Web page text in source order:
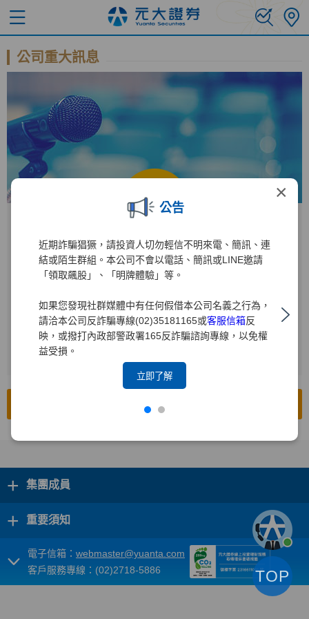
×
公告
近期詐騙猖獗，請投資人切勿輕信不明來電、簡訊、連
結或陌生群組。本公司不會以電話、簡訊或LINE邀請
「領取飆股」、「明牌體驗」等。
如果您發現社群媒體中有任何假借本公司名義之行為，
請洽本公司反詐騙專線(02)35181165或客服信箱反
映，或撥打內政部警政署165反詐騙諮詢專線，以免權
益受損。
立即了解
公司重大訊息
公開資訊觀測站
進入公開資訊觀測站後
1 輸入公司代碼：2885
2
輸入查詢年度
前往公開資訊觀測站
+ 集團成員
+ 重要須知
電子信箱： webmaster@yuanta.com
客戶服務專線：(02)2718-5886
TOP